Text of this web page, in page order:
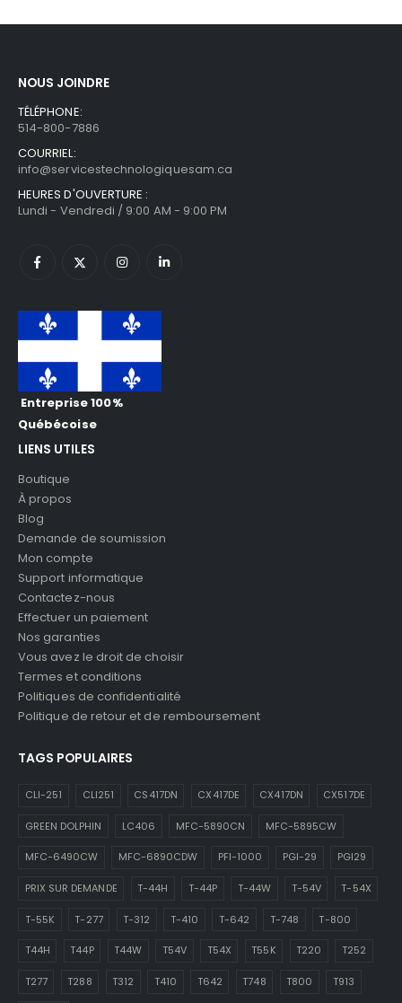
NOUS JOINDRE
TÉLÉPHONE:
514-800-7886
COURRIEL:
info@servicestechnologiquesam.ca
HEURES D'OUVERTURE :
Lundi - Vendredi / 9:00 AM - 9:00 PM
Entreprise 100%
Québécoise
LIENS UTILES
Boutique
À propos
Blog
Demande de soumission
Mon compte
Support informatique
Contactez-nous
Effectuer un paiement
Nos garanties
Vous avez le droit de choisir
Termes et conditions
Politiques de confidentialité
Politique de retour et de remboursement
TAGS POPULAIRES
CLI-251 CLI251 CS417DN CX417DE CX417DN CX517DE
GREEN DOLPHIN LC406 MFC-5890CN MFC-5895CW
MFC-6490CW MFC-6890CDW PFI-1000 PGI-29 PGI29
PRIX SUR DEMANDE T-44H T-44P T-44W T-54V T-54X
T-55K T-277 T-312 T-410 T-642 T-748 T-800
T44H T44P T44W T54V T54X T55K T220 T252
T277 T288 T312 T410 T642 T748 T800 T913